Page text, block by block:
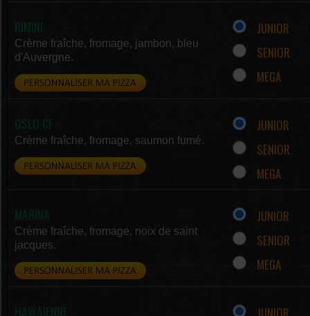
RIMINI
Crème fraîche, fromage, jambon, bleu
d'Auvergne.
JUNIOR
SENIOR
MEGA
OSLO CF
Crème fraîche, fromage, saumon fumé.
JUNIOR
SENIOR
MEGA
MARINA
Crème fraîche, fromage, noix de saint
jacques.
JUNIOR
SENIOR
MEGA
HAWAIENNE